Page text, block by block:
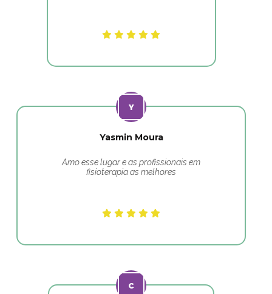
Yasmin Moura
Amo esse lugar e as profissionais em
fisioterapia as melhores